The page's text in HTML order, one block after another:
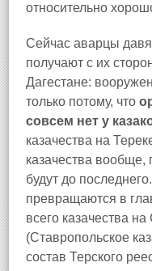
относительно
Сейчас аварцы
получают с их
Дагестане:
только потому, что
совсем нет у
казачества на
казачества вообще,
будут до
превращаются в
всего казачества
(Ставропольское
состав Терского